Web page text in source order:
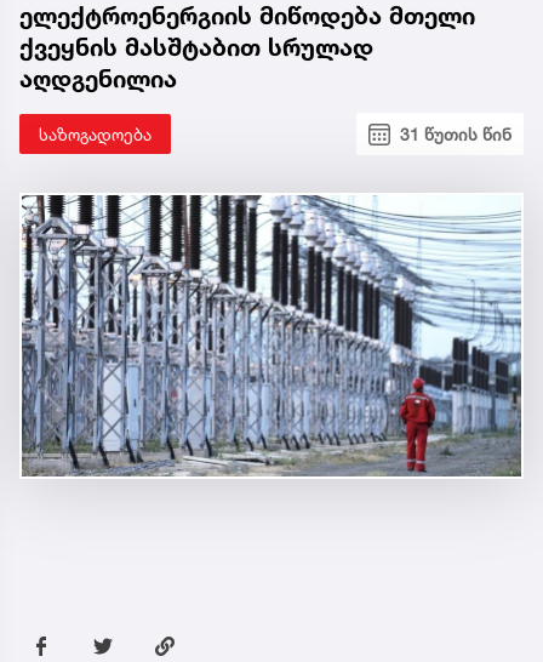
ელექტროენერგიის მიწოდება მთელი
ქვეყნის მასშტაბით სრულად
აღდგენილია
საზოგადოება 31 წუთის წინ